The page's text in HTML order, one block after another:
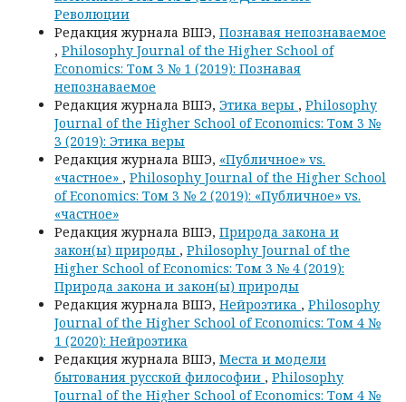
Революции
Редакция журнала ВШЭ, Познавая непознаваемое
, Philosophy Journal of the Higher School of
Economics: Том 3 № 1 (2019): Познавая
непознаваемое
Редакция журнала ВШЭ, Этика веры , Philosophy
Journal of the Higher School of Economics: Том 3 №
3 (2019): Этика веры
Редакция журнала ВШЭ, «Публичное» vs.
«частное» , Philosophy Journal of the Higher School
of Economics: Том 3 № 2 (2019): «Публичное» vs.
«частное»
Редакция журнала ВШЭ, Природа закона и
закон(ы) природы , Philosophy Journal of the
Higher School of Economics: Том 3 № 4 (2019):
Природа закона и закон(ы) природы
Редакция журнала ВШЭ, Нейроэтика , Philosophy
Journal of the Higher School of Economics: Том 4 №
1 (2020): Нейроэтика
Редакция журнала ВШЭ, Места и модели
бытования русской философии , Philosophy
Journal of the Higher School of Economics: Том 4 №